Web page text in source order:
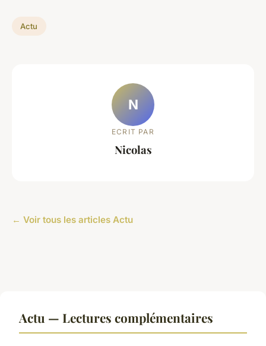
Actu
N
ECRIT PAR
Nicolas
← Voir tous les articles Actu
Actu — Lectures complémentaires